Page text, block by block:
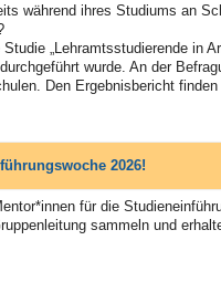
während ihres Studiums an
„Lehramtsstudierende in
wurde. An der
Den Ergebnisbericht
2026!
für die
sammeln und